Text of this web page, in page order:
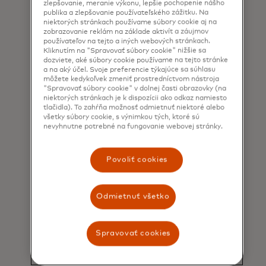
Objavte možnosti
spoločnej tvorby, ktoré
vám pomôžu vyriešiť vaše
kľúčové výzvy.
zlepšovanie, meranie výkonu, lepšie pochopenie nášho
publika a zlepšovanie používateľského zážitku. Na
niektorých stránkach používame súbory cookie aj na
zobrazovanie reklám na základe aktivít a záujmov
používateľov na tejto a iných webových stránkach.
Kliknutím na "Spravovať súbory cookie" nižšie sa
dozviete, aké súbory cookie používame na tejto stránke
a na aký účel. Svoje preferencie týkajúce sa súhlasu
môžete kedykoľvek zmeniť prostredníctvom nástroja
"Spravovať súbory cookie" v dolnej časti obrazovky (na
niektorých stránkach je k dispozícii ako odkaz namiesto
tlačidla). To zahŕňa možnosť odmietnuť niektoré alebo
všetky súbory cookie, s výnimkou tých, ktoré sú
nevyhnutne potrebné na fungovanie webovej stránky.
Povoliť cookies
Odmietnuť všetko
Spravovať cookies